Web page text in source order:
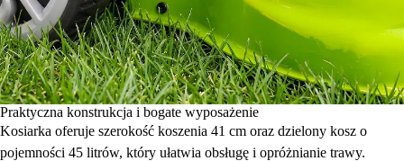
Praktyczna konstrukcja i bogate wyposażenie
Kosiarka oferuje szerokość koszenia 41 cm oraz dzielony kosz o
pojemności 45 litrów, który ułatwia obsługę i opróżnianie trawy.